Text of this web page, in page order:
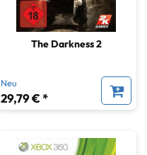
The Darkness 2
Neu
29,79 € *